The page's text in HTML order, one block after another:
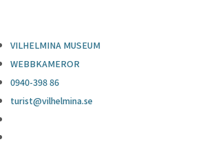
VILHELMINA MUSEUM
WEBBKAMEROR
0940-398 86
turist@vilhelmina.se